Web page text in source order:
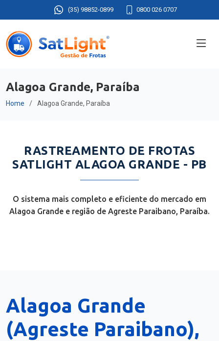
(35) 98852-0899 0800 026 0707
Alagoa Grande, Paraíba
Home Alagoa Grande, Paraíba
RASTREAMENTO DE FROTAS
SATLIGHT ALAGOA GRANDE - PB
O sistema mais completo e eficiente do mercado em
Alagoa Grande e região de Agreste Paraibano, Paraíba.
Alagoa Grande
(Agreste Paraibano),